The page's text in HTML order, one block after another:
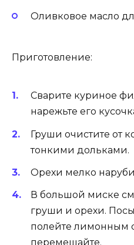
Оливковое масло
Приготовление:
Сварите куриное
нарежьте его
Груши очистите от
тонкими дольками.
Орехи мелко
В большой миске
груши и орехи.
полейте лимонным
перемешайте.